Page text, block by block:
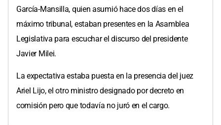
García-Mansilla, quien asumió hace dos días en el
máximo tribunal, estaban presentes en la Asamblea
Legislativa para escuchar el discurso del presidente
Javier Milei.
La expectativa estaba puesta en la presencia del juez
Ariel Lijo, el otro ministro designado por decreto en
comisión pero que todavía no juró en el cargo.